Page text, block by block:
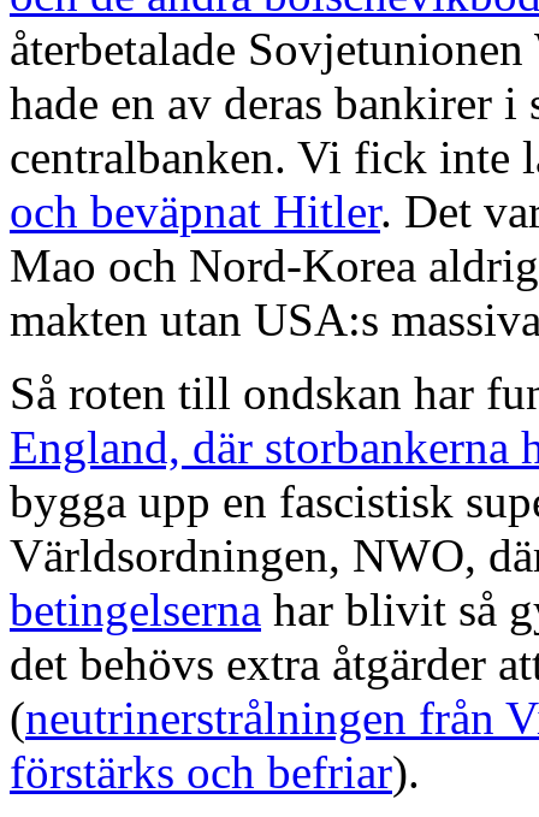
återbetalade
hade en av deras bankirer
centralbanken. Vi fick inte
och beväpnat Hitler. Det
Mao och Nord-Korea
makten utan USA:s
Så roten till ondskan har
England, där storbankerna
bygga upp en fascistisk
Världsordningen, NWO,
betingelserna har blivit så
det behövs extra åtgärder
(neutrinerstrålningen från
förstärks och befriar).